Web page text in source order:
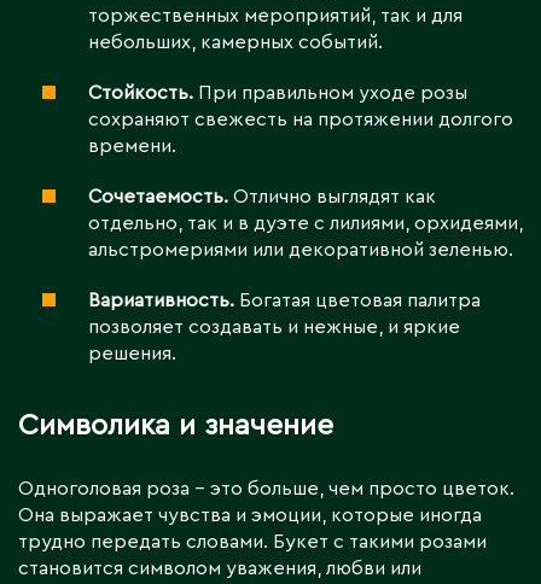
торжественных мероприятий, так и для
небольших, камерных событий.
Стойкость. При правильном уходе розы
сохраняют свежесть на протяжении долгого
времени.
Сочетаемость. Отлично выглядят как
отдельно, так и в дуэте с лилиями, орхидеями,
альстромериями или декоративной зеленью.
Вариативность. Богатая цветовая палитра
позволяет создавать и нежные, и яркие
решения.
Символика и значение
Одноголовая роза – это больше, чем просто цветок.
Она выражает чувства и эмоции, которые иногда
трудно передать словами. Букет с такими розами
становится символом уважения, любви или